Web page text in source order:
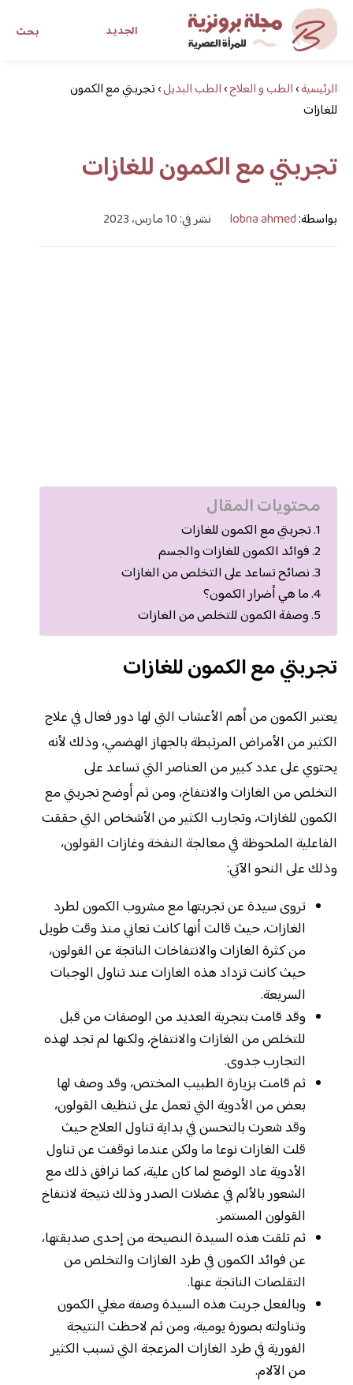
بحث الجديد
مجلة برونزية للفتاة العصريةالرئيسية›الطب و العلاج›الطب البديل›تجربتي مع الكمون
للغازات
تجربتي مع الكمون للغازات
بواسطة:lobna ahmed نشر في: 10 مارس، 2023
محتويات المقال
تجربتي مع الكمون للغازات
فوائد الكمون للغازات والجسم
نصائح تساعد على التخلص من الغازات
ما هي أضرار الكمون؟
وصفة الكمون للتخلص من الغازات
تجربتي مع الكمون للغازات
يعتبر الكمون من أهم الأعشاب التي لها دور فعال في علاج
الكثير من الأمراض المرتبطة بالجهاز الهضمي، وذلك لأنه
يحتوي على عدد كبير من العناصر التي تساعد على
التخلص من الغازات والانتفاخ، ومن ثم أوضح تجربتي مع
الكمون للغازات، وتجارب الكثير من الأشخاص التي حققت
الفاعلية الملحوظة في معالجة النفخة وغازات القولون،
وذلك على النحو الآتي:
تروى سيدة عن تجربتها مع مشروب الكمون لطرد
الغازات، حيث قالت أنها كانت تعاني منذ وقت طويل
من كثرة الغازات والانتفاخات الناتجة عن القولون،
حيث كانت تزداد هذه الغازات عند تناول الوجبات
السريعة.
وقد قامت بتجربة العديد من الوصفات من قبل
للتخلص من الغازات والانتفاخ، ولكنها لم تجد لهذه
التجارب جدوى.
ثم قامت بزيارة الطبيب المختص، وقد وصف لها
بعض من الأدوية التي تعمل على تنظيف القولون،
وقد شعرت بالتحسن في بداية تناول العلاج حيث
قلت الغازات نوعا ما ولكن عندما توقفت عن تناول
الأدوية عاد الوضع لما كان علية، كما ترافق ذلك مع
الشعور بالألم في عضلات الصدر وذلك نتيجة لانتفاخ
القولون المستمر.
ثم تلقت هذه السيدة النصيحة من إحدى صديقتها،
عن فوائد الكمون في طرد الغازات والتخلص من
التقلصات الناتجة عنها.
وبالفعل جربت هذه السيدة وصفة مغلي الكمون
وتناولته بصورة يومية، ومن ثم لاحظت النتيجة
الفورية في طرد الغازات المزعجة التي تسبب الكثير
من الآلام.